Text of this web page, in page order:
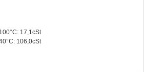
17,1cSt
106,0cSt